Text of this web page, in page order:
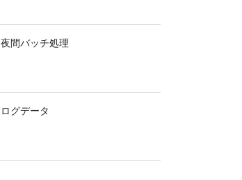
夜間バッチ処理
ログデータ